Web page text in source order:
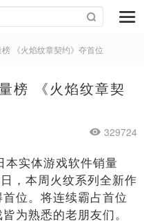
《火焰纹章契约》夺首位
榜 《火焰纹章契
329724
本实体游戏软件销量
，本周火纹系列全新作
位。将连续霸占首位
为熟悉的老朋友们。